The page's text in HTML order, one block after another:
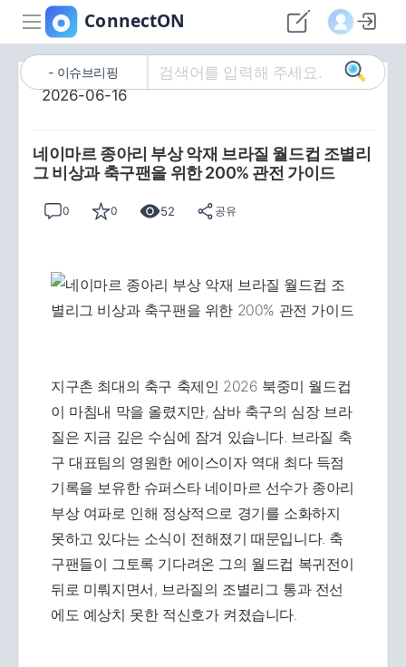
이슈브리핑
2026-06-16
네이마르 종아리 부상 악재 브라질 월드컵 조별리
그 비상과 축구팬을 위한 200% 관전 가이드
0 0 52 공유
지구촌 최대의 축구 축제인 2026 북중미 월드컵
이 마침내 막을 올렸지만, 삼바 축구의 심장 브라
질은 지금 깊은 수심에 잠겨 있습니다. 브라질 축
구 대표팀의 영원한 에이스이자 역대 최다 득점
기록을 보유한 슈퍼스타 네이마르 선수가 종아리
부상 여파로 인해 정상적으로 경기를 소화하지
못하고 있다는 소식이 전해졌기 때문입니다. 축
구팬들이 그토록 기다려온 그의 월드컵 복귀전이
뒤로 미뤄지면서, 브라질의 조별리그 통과 전선
에도 예상치 못한 적신호가 켜졌습니다.